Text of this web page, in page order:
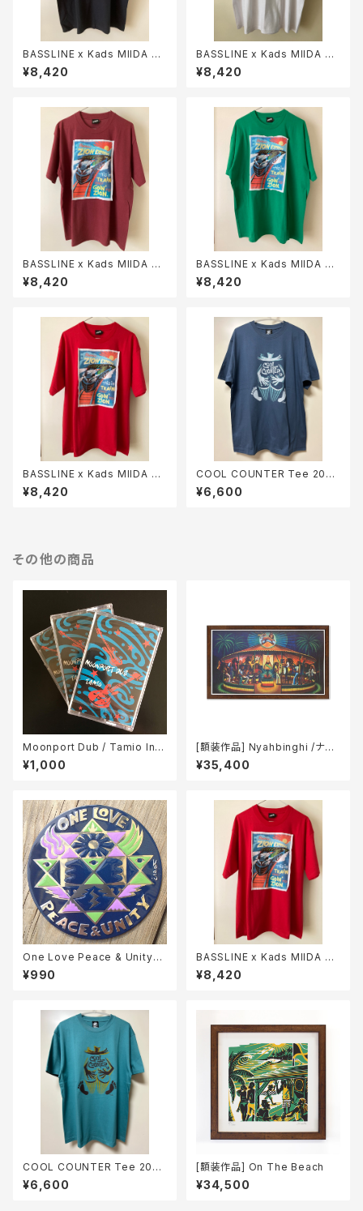
BASSLINE x Kads MIIDA =
ZION EXPRESS TEE (Black)
¥8,420
BASSLINE x Kads MIIDA =
ZION EXPRESS TEE (White)
¥8,420
BASSLINE x Kads MIIDA =
ZION EXPRESS TEE (Burgu
ndy)
¥8,420
BASSLINE x Kads MIIDA =
ZION EXPRESS TEE (Gree
n)
¥8,420
BASSLINE x Kads MIIDA =
ZION EXPRESS TEE (Red)
¥8,420
COOL COUNTER Tee 2024
/ BONGO MAN (へイジーブル
ー)
¥6,600
その他の商品
Moonport Dub / Tamio Ino
ue
¥1,000
[額装作品] Nyahbinghi /ナイ
ヤビンギ (ブラウンフレーム)
¥35,400
One Love Peace & Unity
(Metal Sticker)
¥990
BASSLINE x Kads MIIDA =
ZION EXPRESS TEE (Red)
¥8,420
COOL COUNTER Tee 2024
/ BONGO MAN (へイジーグリ
ーン)
¥6,600
[額装作品] On The Beach
¥34,500